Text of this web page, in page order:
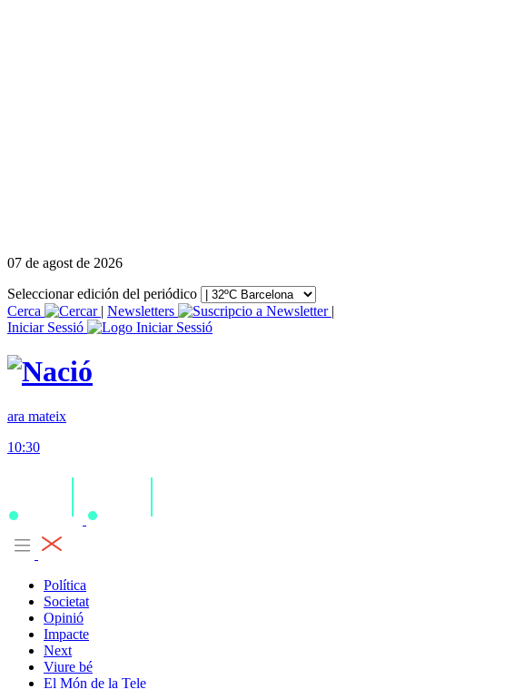
07 de agost de 2026
Seleccionar edición del periódico
Cerca
| Newsletters
|
Iniciar Sessió
ara mateix
10:30
Política
Societat
Opinió
Impacte
Next
Viure bé
El Món de la Tele